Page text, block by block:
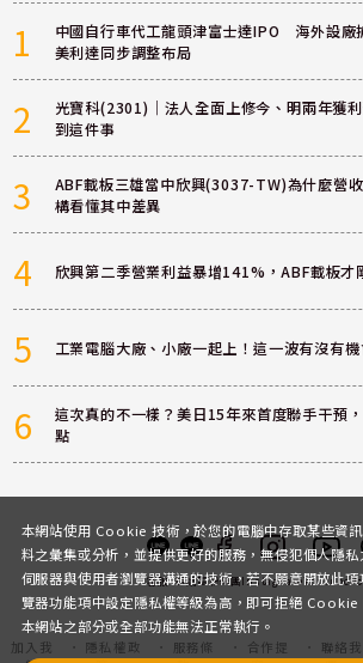
1
中國自行車代工龍頭津富士達IPO 海外設廠
美利達同步調整布局
2
光寶科(2301)｜法人全面上修今、明兩年獲
到這件事
3
ABF載板三雄當中欣興(3037-TW)為什麼營
構看懂其中差異
4 欣興第二季營業利益暴增141%，ABF載板才
5 工業電腦大廠、小廠一起上！這一波有沒有
6
這次真的不一樣？美日15年來首度聯手干預
點
客服 討論區粉絲團InstagramYoutube
加入我
隱私權政
服務條
合作提
聯絡我
本網站使用 Cookie 技術，於您的電腦中存取某些資
料之彙集或分析，並提供更好的服務，無侵犯個人隱
伺服器與使用者瀏覽器溝通的技術，若不願意開放此
覽器功能項中設定隱私權等級為高，即可拒絕 Cookie
本網站之部分或全部功能無法正常執行。